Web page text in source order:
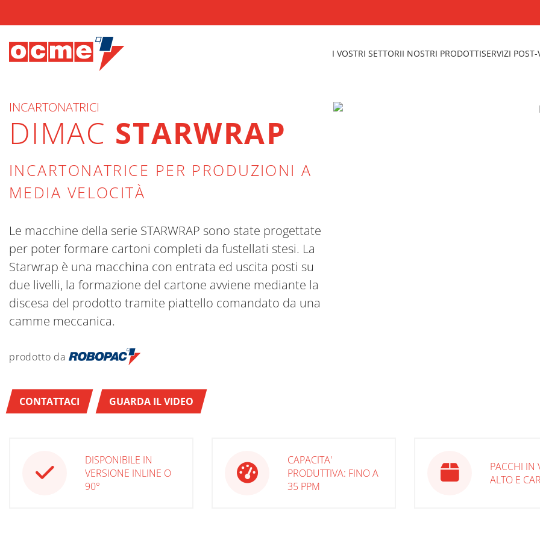
I VOSTRI SETTORII NOSTRI PRODOTTISERVIZI
INCARTONATRICI
DIMAC STARWRAP
INCARTONATRICE PER PRODUZIONI A
MEDIA VELOCITÀ
Le macchine della serie STARWRAP sono state progettate
per poter formare cartoni completi da fustellati stesi. La
Starwrap è una macchina con entrata ed uscita posti su
due livelli, la formazione del cartone avviene mediante la
discesa del prodotto tramite piattello comandato da una
camme meccanica.
prodotto da
CONTATTACI GUARDA IL VIDEO
DISPONIBILE IN
VERSIONE INLINE O
90°
CAPACITA'
PRODUTTIVA: FINO A
35 PPM
PACCHI IN
ALTO E